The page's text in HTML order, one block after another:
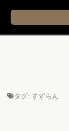
タグ: すずらん